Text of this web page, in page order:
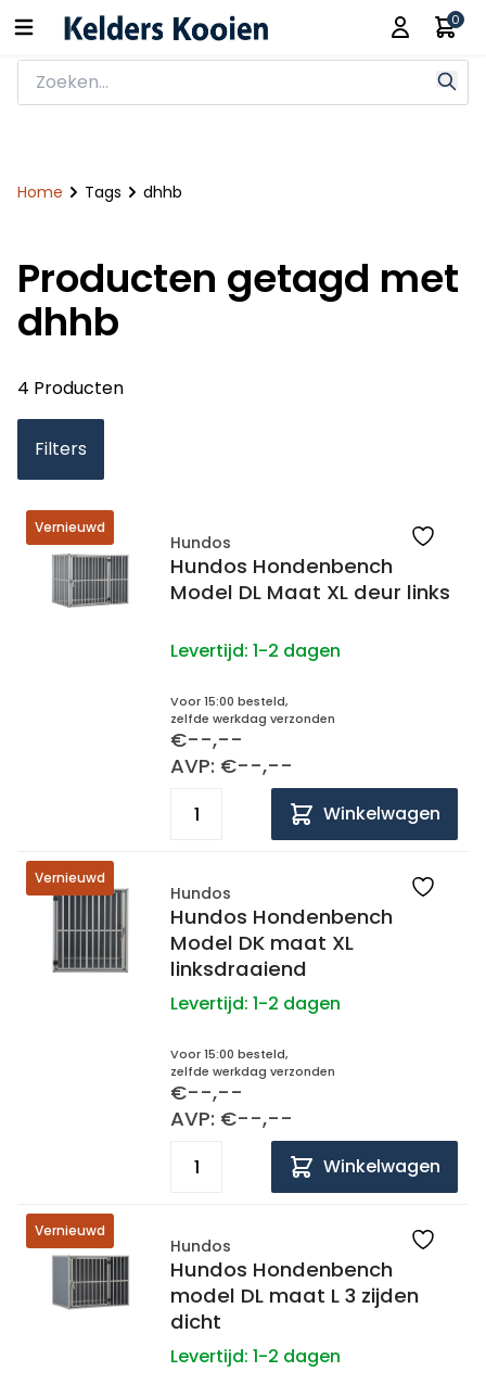
0
Home Tags dhhb
Producten getagd met
dhhb
4 Producten
Filters
Vernieuwd
Hundos
Hundos Hondenbench
Model DL Maat XL deur links
Levertijd: 1-2 dagen
Voor 15:00 besteld,
zelfde werkdag verzonden
€--,--
AVP: €--,--
Winkelwagen
Vernieuwd
Hundos
Hundos Hondenbench
Model DK maat XL
linksdraaiend
Levertijd: 1-2 dagen
Voor 15:00 besteld,
zelfde werkdag verzonden
€--,--
AVP: €--,--
Winkelwagen
Vernieuwd
Hundos
Hundos Hondenbench
model DL maat L 3 zijden
dicht
Levertijd: 1-2 dagen